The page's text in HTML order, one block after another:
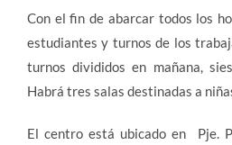
Con el fin de abarcar todos los
estudiantes y turnos de los
turnos divididos en mañana,
Habrá tres salas destinadas a
El centro está ubicado en Pje.